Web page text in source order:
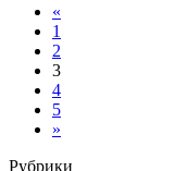
«
1
2
3
4
5
»
Рубрики